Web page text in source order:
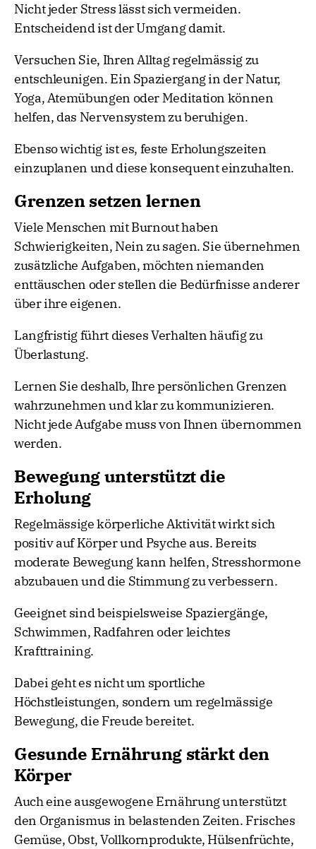
Nicht jeder Stress lässt sich vermeiden.
Entscheidend ist der Umgang damit.
Versuchen Sie, Ihren Alltag regelmässig zu
entschleunigen. Ein Spaziergang in der Natur,
Yoga, Atemübungen oder Meditation können
helfen, das Nervensystem zu beruhigen.
Ebenso wichtig ist es, feste Erholungszeiten
einzuplanen und diese konsequent einzuhalten.
Grenzen setzen lernen
Viele Menschen mit Burnout haben
Schwierigkeiten, Nein zu sagen. Sie übernehmen
zusätzliche Aufgaben, möchten niemanden
enttäuschen oder stellen die Bedürfnisse anderer
über ihre eigenen.
Langfristig führt dieses Verhalten häufig zu
Überlastung.
Lernen Sie deshalb, Ihre persönlichen Grenzen
wahrzunehmen und klar zu kommunizieren.
Nicht jede Aufgabe muss von Ihnen übernommen
werden.
Bewegung unterstützt die
Erholung
Regelmässige körperliche Aktivität wirkt sich
positiv auf Körper und Psyche aus. Bereits
moderate Bewegung kann helfen, Stresshormone
abzubauen und die Stimmung zu verbessern.
Geeignet sind beispielsweise Spaziergänge,
Schwimmen, Radfahren oder leichtes
Krafttraining.
Dabei geht es nicht um sportliche
Höchstleistungen, sondern um regelmässige
Bewegung, die Freude bereitet.
Gesunde Ernährung stärkt den
Körper
Auch eine ausgewogene Ernährung unterstützt
den Organismus in belastenden Zeiten. Frisches
Gemüse, Obst, Vollkornprodukte, Hülsenfrüchte,